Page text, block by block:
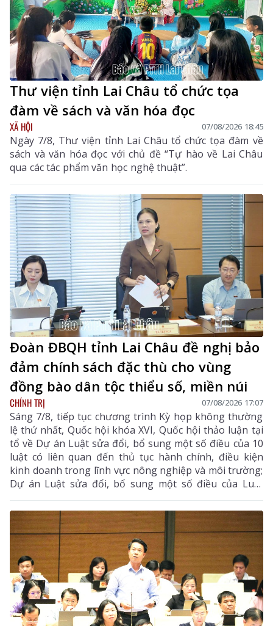
Thư viện tỉnh Lai Châu tổ chức tọa
đàm về sách và văn hóa đọc
XÃ HỘI 07/08/2026 18:45
Ngày 7/8, Thư viện tỉnh Lai Châu tổ chức tọa đàm về
sách và văn hóa đọc với chủ đề “Tự hào về Lai Châu
qua các tác phẩm văn học nghệ thuật”.
Đoàn ĐBQH tỉnh Lai Châu đề nghị bảo
đảm chính sách đặc thù cho vùng
đồng bào dân tộc thiểu số, miền núi
CHÍNH TRỊ 07/08/2026 17:07
Sáng 7/8, tiếp tục chương trình Kỳ họp không thường
lệ thứ nhất, Quốc hội khóa XVI, Quốc hội thảo luận tại
tổ về Dự án Luật sửa đổi, bổ sung một số điều của 10
luật có liên quan đến thủ tục hành chính, điều kiện
kinh doanh trong lĩnh vực nông nghiệp và môi trường;
Dự án Luật sửa đổi, bổ sung một số điều của Luật
Tần số vô tuyến điện, Luật Viễn thông, Luật Giao dịch
điện tử và Luật Chuyển giao công nghệ.